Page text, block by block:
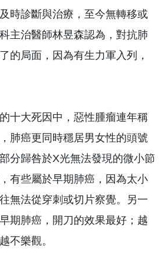
時診斷與治療，至今無轉移或
主治醫師林昱森認為，對抗肺
的局面，因為有生力軍入列，
十大死因中，惡性腫瘤連年稱
肺癌更同時穩居男女性的頭號
分歸咎於X光無法發現的微小節
有些屬於早期肺癌，因為太小
無法從穿刺或切片察覺。另一
期肺癌，開刀的效果最好；越
不樂觀。